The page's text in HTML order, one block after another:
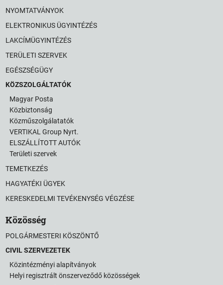
NYOMTATVÁNYOK
ELEKTRONIKUS ÜGYINTÉZÉS
LAKCÍMÜGYINTÉZÉS
TERÜLETI SZERVEK
EGÉSZSÉGÜGY
KÖZSZOLGÁLTATÓK
Magyar Posta
Közbiztonság
Közműszolgálatatók
VERTIKAL Group Nyrt.
ELSZÁLLÍTOTT AUTÓK
Területi szervek
TEMETKEZÉS
HAGYATÉKI ÜGYEK
KERESKEDELMI TEVÉKENYSÉG VÉGZÉSE
Közösség
POLGÁRMESTERI KÖSZÖNTŐ
CIVIL SZERVEZETEK
Közintézményi alapítványok
Helyi regisztrált önszerveződő közösségek